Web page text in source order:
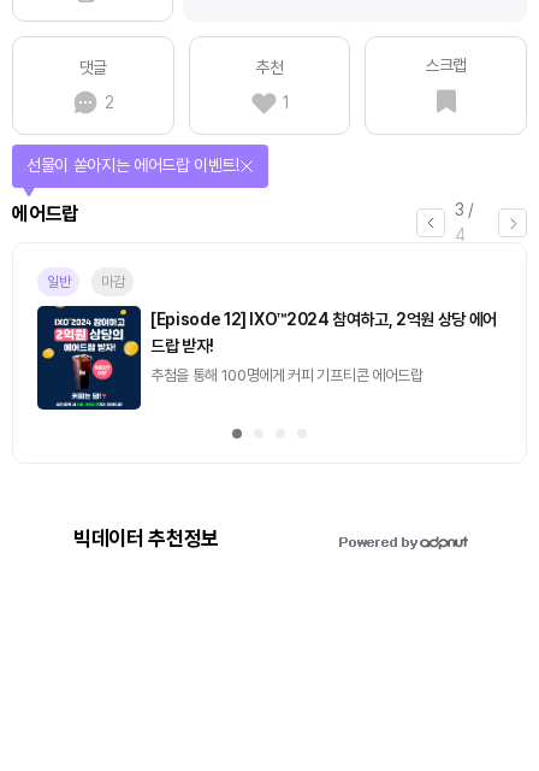
댓글
2
추천
1
스크랩
4 /
4
퀴즈
퀴즈풀고 선물 받자!
진행중
[토큰포스트] 기사 퀴즈 658회차
2026.08.07 (금) ~ 2026.08.08 (토)
빅데이터 추천정보